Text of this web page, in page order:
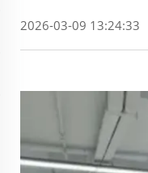
2026-03-09 13:24:33